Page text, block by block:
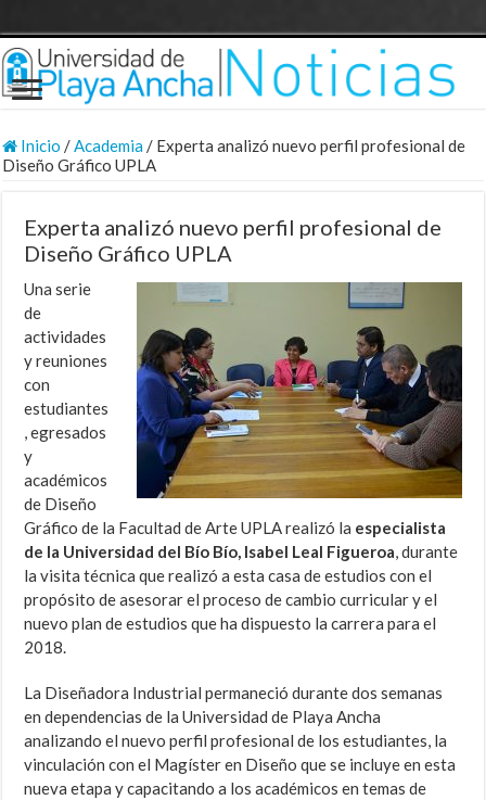
Inicio /Academia/ Experta analizó nuevo perfil profesional de
Diseño Gráfico UPLA
Experta analizó nuevo perfil profesional de
Diseño Gráfico UPLA
Una serie
de
actividades
y reuniones
con
estudiantes
, egresados
y
académicos
de Diseño
Gráfico de la Facultad de Arte UPLA realizó la especialista
de la Universidad del Bío Bío, Isabel Leal Figueroa, durante
la visita técnica que realizó a esta casa de estudios con el
propósito de asesorar el proceso de cambio curricular y el
nuevo plan de estudios que ha dispuesto la carrera para el
2018.
La Diseñadora Industrial permaneció durante dos semanas
en dependencias de la Universidad de Playa Ancha
analizando el nuevo perfil profesional de los estudiantes, la
vinculación con el Magíster en Diseño que se incluye en esta
nueva etapa y capacitando a los académicos en temas de